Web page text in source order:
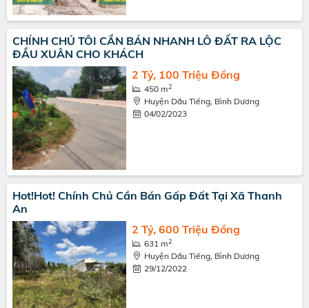
CHÍNH CHỦ TÔI CẦN BÁN NHANH LÔ ĐẤT RA LỘC
ĐẦU XUÂN CHO KHÁCH
2 Tỷ, 100 Triệu Đồng
450 m2
Huyện Dầu Tiếng, Bình Dương
04/02/2023
Hot!Hot! Chính Chủ Cần Bán Gấp Đất Tại Xã Thanh
An
2 Tỷ, 600 Triệu Đồng
631 m2
Huyện Dầu Tiếng, Bình Dương
29/12/2022